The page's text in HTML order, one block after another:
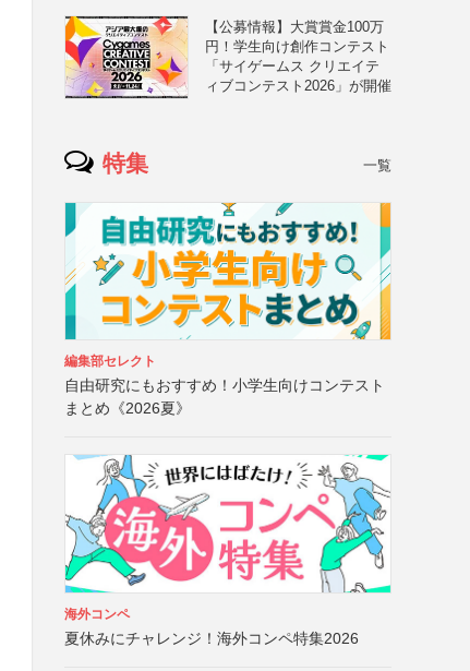
【公募情報】大賞賞金100万
円！学生向け創作コンテスト
「サイゲームス クリエイテ
ィブコンテスト2026」が開催
特集 一覧
編集部セレクト
自由研究にもおすすめ！小学生向けコンテスト
まとめ《2026夏》
海外コンペ
夏休みにチャレンジ！海外コンペ特集2026